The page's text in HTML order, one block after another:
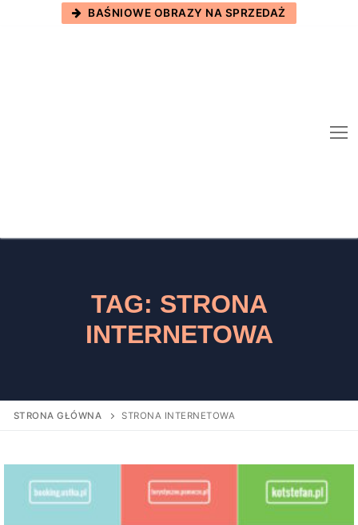
BAŚNIOWE OBRAZY NA SPRZEDAŻ
TAG: STRONA
INTERNETOWA
STRONA GŁÓWNA STRONA INTERNETOWA